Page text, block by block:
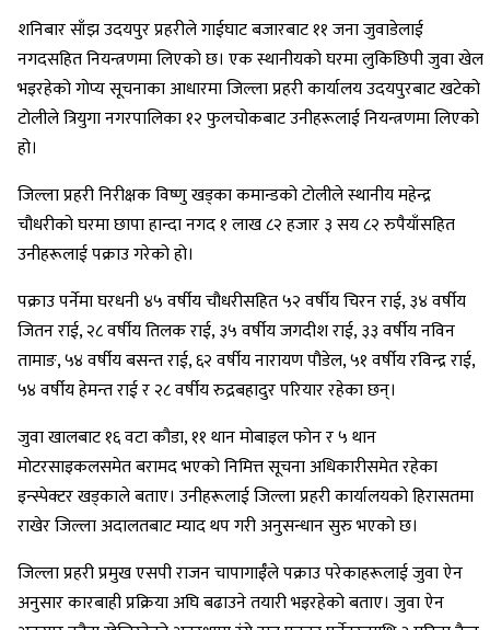
शनिबार साँझ उदयपुर प्रहरीले गाईघाट बजारबाट ११ जना जुवाडेलाई
नगदसहित नियन्त्रणमा लिएको छ। एक स्थानीयको घरमा लुकिछिपी जुवा खेल
भइरहेको गोप्य सूचनाका आधारमा जिल्ला प्रहरी कार्यालय उदयपुरबाट खटेको
टोलीले त्रियुगा नगरपालिका १२ फुलचोकबाट उनीहरूलाई नियन्त्रणमा लिएको
हो।
जिल्ला प्रहरी निरीक्षक विष्णु खड्का कमान्डको टोलीले स्थानीय महेन्द्र
चौधरीको घरमा छापा हान्दा नगद १ लाख ८२ हजार ३ सय ८२ रुपैयाँसहित
उनीहरूलाई पक्राउ गरेको हो।
पक्राउ पर्नेमा घरधनी ४५ वर्षीय चौधरीसहित ५२ वर्षीय चिरन राई, ३४ वर्षीय
जितन राई, २८ वर्षीय तिलक राई, ३५ वर्षीय जगदीश राई, ३३ वर्षीय नविन
तामाङ, ५४ वर्षीय बसन्त राई, ६२ वर्षीय नारायण पौडेल, ५१ वर्षीय रविन्द्र राई,
५४ वर्षीय हेमन्त राई र २८ वर्षीय रुद्रबहादुर परियार रहेका छन्।
जुवा खालबाट १६ वटा कौडा, ११ थान मोबाइल फोन र ५ थान
मोटरसाइकलसमेत बरामद भएको निमित्त सूचना अधिकारीसमेत रहेका
इन्स्पेक्टर खड्काले बताए। उनीहरूलाई जिल्ला प्रहरी कार्यालयको हिरासतमा
राखेर जिल्ला अदालतबाट म्याद थप गरी अनुसन्धान सुरु भएको छ।
जिल्ला प्रहरी प्रमुख एसपी राजन चापागाईँले पक्राउ परेकाहरूलाई जुवा ऐन
अनुसार कारबाही प्रक्रिया अघि बढाउने तयारी भइरहेको बताए। जुवा ऐन